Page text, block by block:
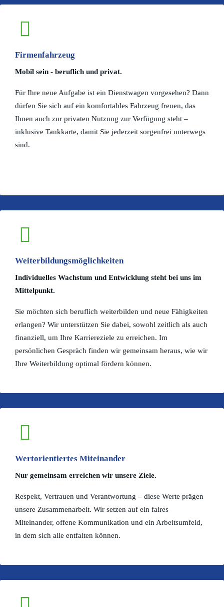
Firmenfahrzeug
Mobil sein - beruflich und privat.
Für Ihre neue Aufgabe ist ein Dienstwagen vorgesehen? Dann
dürfen Sie sich auf ein komfortables Fahrzeug freuen, das
Ihnen auch zur privaten Nutzung zur Verfügung steht –
inklusive Tankkarte, damit Sie jederzeit sorgenfrei unterwegs
sind.
Weiterbildungsmöglichkeiten
Individuelles Wachstum und Entwicklung steht bei uns im
Mittelpunkt.
Sie möchten sich beruflich weiterbilden und neue Fähigkeiten
erlangen? Wir unterstützen Sie dabei, sowohl zeitlich als auch
finanziell, um Ihre Karriereziele zu erreichen. Im
persönlichen Gespräch finden wir gemeinsam heraus, wie wir
Ihre Weiterbildung optimal fördern können.
Wertorientiertes Miteinander
Nur gemeinsam erreichen wir unsere Ziele.
Respekt, Vertrauen und Verantwortung – diese Werte prägen
unsere Zusammenarbeit. Wir setzen auf ein faires
Miteinander, offene Kommunikation und ein Arbeitsumfeld,
in dem sich alle entfalten können.